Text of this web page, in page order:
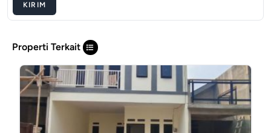
KIRIM
Properti Terkait